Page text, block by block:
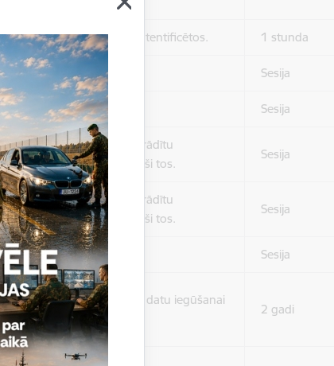
administratoriem, lai autentificētos. 1 stunda
dalīšanas viedokļa. Sesija
Sesija
lai visiem lietotājiem nerādītu
viņi ir izlasījuši un aizvēruši tos.
Sesija
lai visiem lietotājiem nerādītu
viņi ir izlasījuši un aizvēruši tos.
Sesija
modālais logs. Sesija
tiek izmantots statistisko datu iegūšanai
vietni.
2 gadi